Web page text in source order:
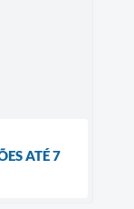
ATÉ 7